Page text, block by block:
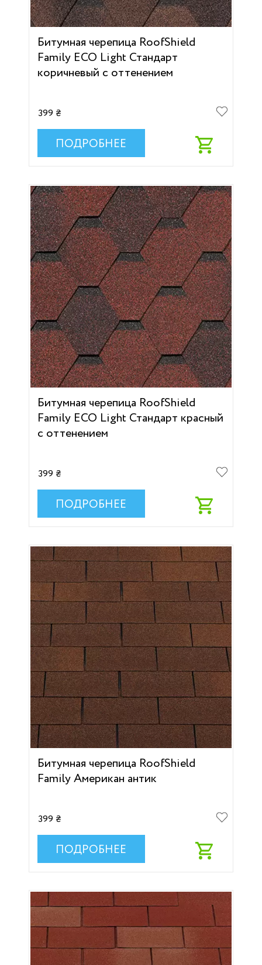
Битумная черепица RoofShield
Family ECO Light Стандарт
коричневый с оттенением
399 ₴
ПОДРОБНЕЕ
Битумная черепица RoofShield
Family ECO Light Стандарт красный
с оттенением
399 ₴
ПОДРОБНЕЕ
Битумная черепица RoofShield
Family Американ антик
399 ₴
ПОДРОБНЕЕ